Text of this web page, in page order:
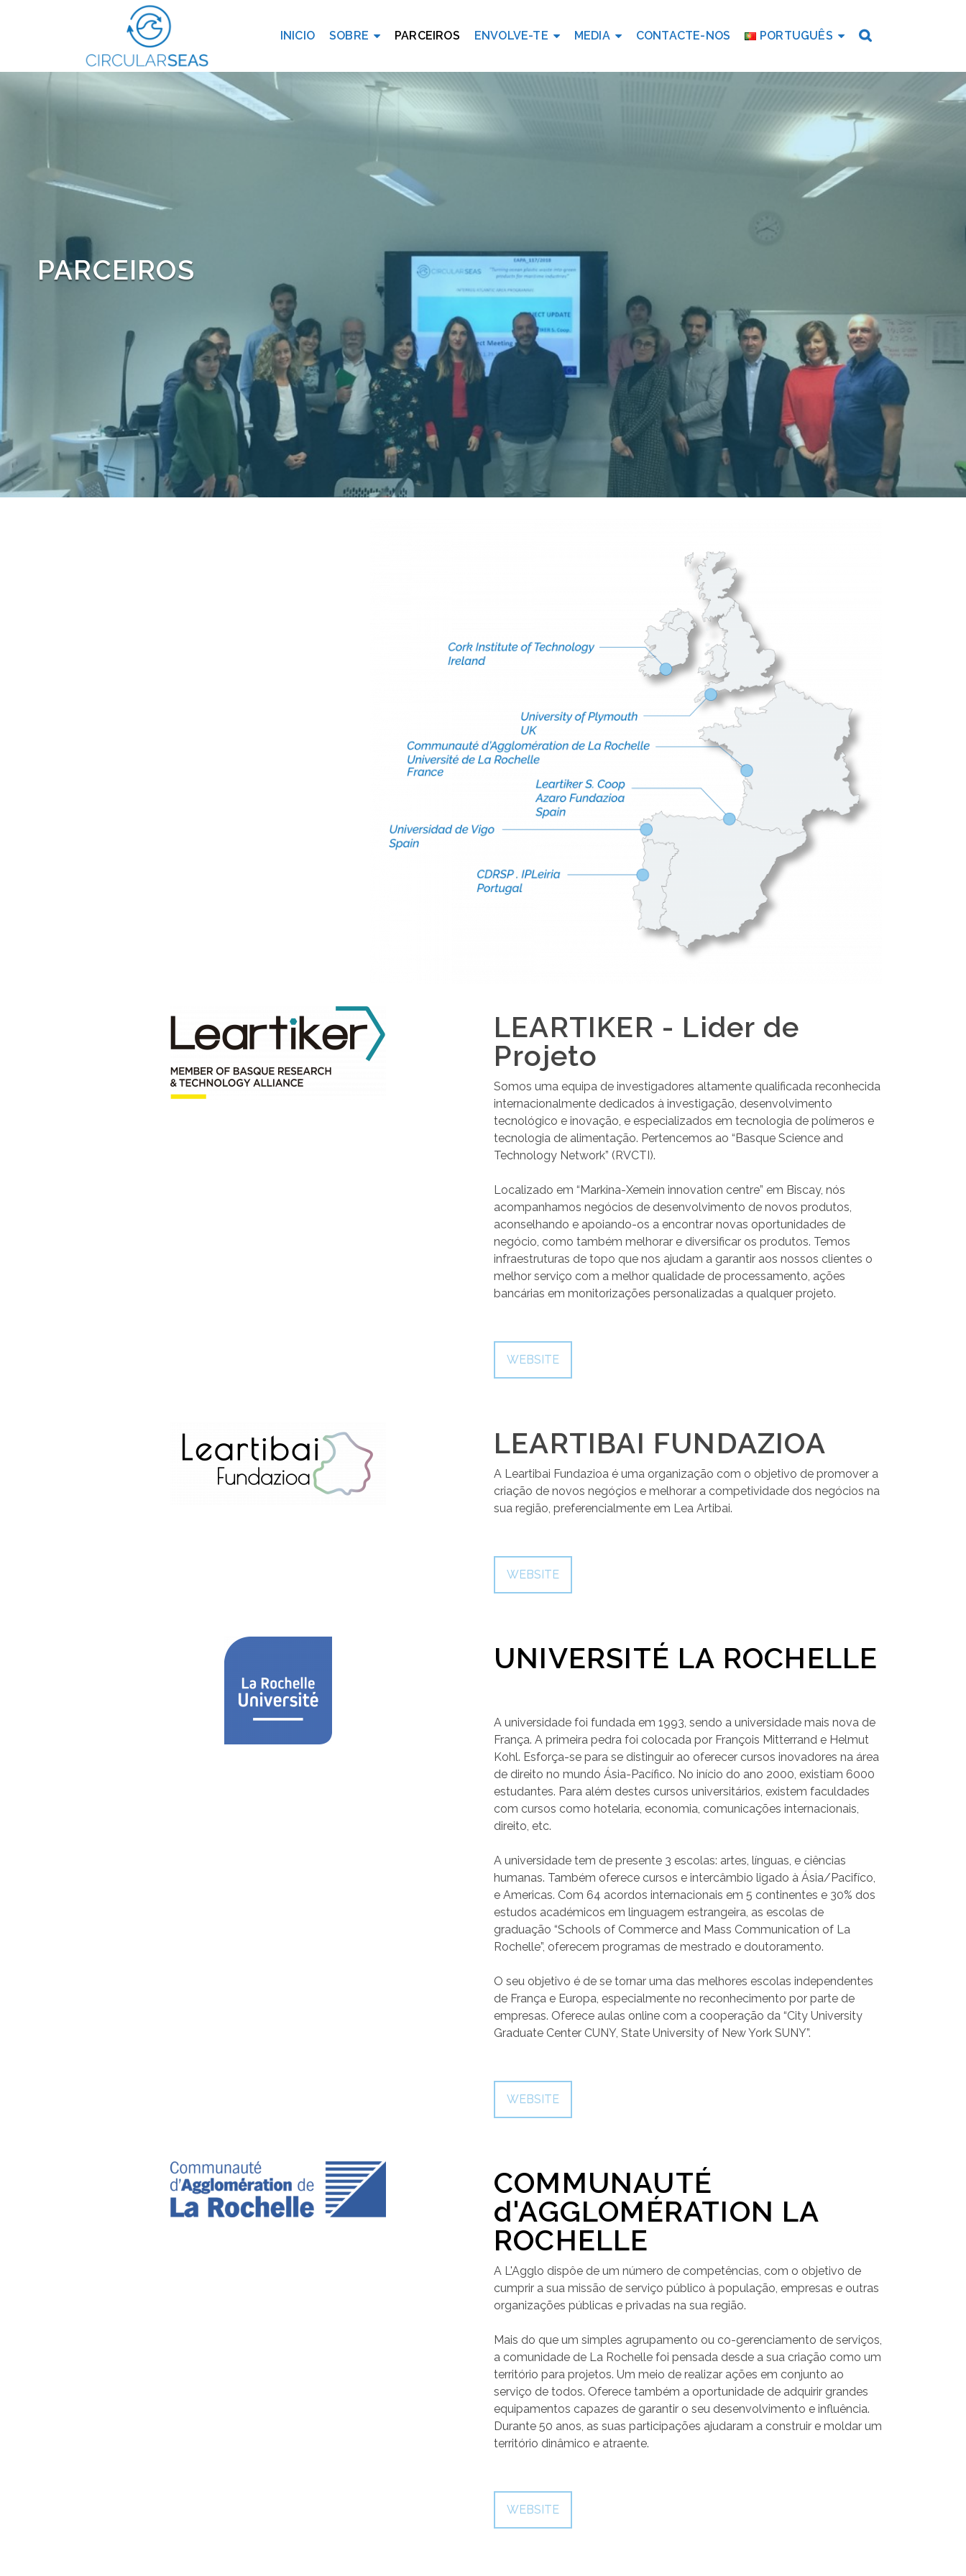
INICIO SOBRE PARCEIROS ENVOLVE-TE MEDIA CONTACTE-NOS PORTUGUÊS
PARCEIROS
LEARTIKER - Lider de
Projeto
Somos uma equipa de investigadores altamente qualificada reconhecida
internacionalmente dedicados à investigação, desenvolvimento
tecnológico e inovação, e especializados em tecnologia de polímeros e
tecnologia de alimentação. Pertencemos ao “Basque Science and
Technology Network” (RVCTI).
Localizado em “Markina-Xemein innovation centre” em Biscay, nós
acompanhamos negócios de desenvolvimento de novos produtos,
aconselhando e apoiando-os a encontrar novas oportunidades de
negócio, como também melhorar e diversificar os produtos. Temos
infraestruturas de topo que nos ajudam a garantir aos nossos clientes o
melhor serviço com a melhor qualidade de processamento, ações
bancárias em monitorizações personalizadas a qualquer projeto.
WEBSITE
LEARTIBAI FUNDAZIOA
A Leartibai Fundazioa é uma organização com o objetivo de promover a
criação de novos negóçios e melhorar a competividade dos negócios na
sua região, preferencialmente em Lea Artibai.
WEBSITE
UNIVERSITÉ LA ROCHELLE
A universidade foi fundada em 1993, sendo a universidade mais nova de
França. A primeira pedra foi colocada por François Mitterrand e Helmut
Kohl. Esforça-se para se distinguir ao oferecer cursos inovadores na área
de direito no mundo Ásia-Pacífico. No início do ano 2000, existiam 6000
estudantes. Para além destes cursos universitários, existem faculdades
com cursos como hotelaria, economia, comunicações internacionais,
direito, etc.
A universidade tem de presente 3 escolas: artes, línguas, e ciências
humanas. Também oferece cursos e intercâmbio ligado à Ásia/Pacifíco,
e Americas. Com 64 acordos internacionais em 5 continentes e 30% dos
estudos académicos em linguagem estrangeira, as escolas de
graduação “Schools of Commerce and Mass Communication of La
Rochelle”, oferecem programas de mestrado e doutoramento.
O seu objetivo é de se tornar uma das melhores escolas independentes
de França e Europa, especialmente no reconhecimento por parte de
empresas. Oferece aulas online com a cooperação da “City University
Graduate Center CUNY, State University of New York SUNY”.
WEBSITE
COMMUNAUTÉ
d'AGGLOMÉRATION LA
ROCHELLE
A L'Agglo dispôe de um número de competências, com o objetivo de
cumprir a sua missão de serviço público à população, empresas e outras
organizações públicas e privadas na sua região.
Mais do que um simples agrupamento ou co-gerenciamento de serviços,
a comunidade de La Rochelle foi pensada desde a sua criação como um
território para projetos. Um meio de realizar ações em conjunto ao
serviço de todos. Oferece também a oportunidade de adquirir grandes
equipamentos capazes de garantir o seu desenvolvimento e influência.
Durante 50 anos, as suas participações ajudaram a construir e moldar um
território dinâmico e atraente.
WEBSITE